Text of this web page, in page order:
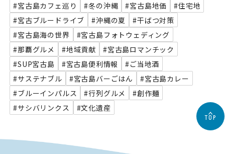
#宮古島カフェ巡り
#冬の沖縄 #宮古島地価
#住宅地
#宮古ブルードライブ
#沖縄の夏
#干ばつ対策
#宮古島海の世界
#宮古島フォトウェディング
#那覇グルメ
#地域貢献
#宮古島ロマンチック
#SUP宮古島
#宮古島便利情報
#ご当地酒
#サステナブル
#宮古島バーごはん
#宮古島カレー
#ブルーインパルス
#行列グルメ
#創作麺
#サシバリンクス
#文化遺産
TOP